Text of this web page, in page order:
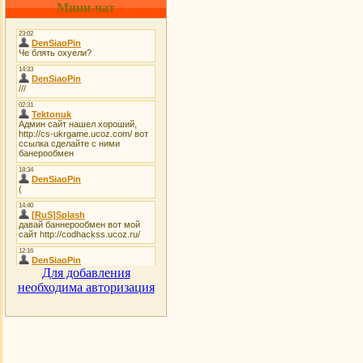
Мини-чат
Для добавления
необходима авторизация